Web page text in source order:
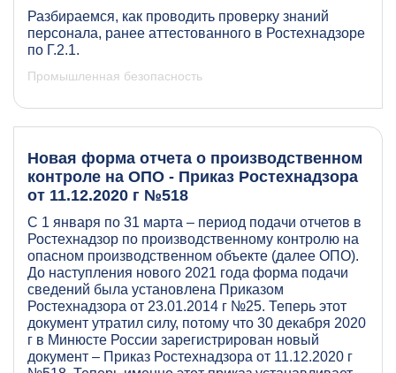
Разбираемся, как проводить проверку знаний
персонала, ранее аттестованного в Ростехнадзоре
по Г.2.1.
Промышленная безопасность
Новая форма отчета о производственном
контроле на ОПО - Приказ Ростехнадзора
от 11.12.2020 г №518
С 1 января по 31 марта – период подачи отчетов в
Ростехнадзор по производственному контролю на
опасном производственном объекте (далее ОПО).
До наступления нового 2021 года форма подачи
сведений была установлена Приказом
Ростехнадзора от 23.01.2014 г №25. Теперь этот
документ утратил силу, потому что 30 декабря 2020
г в Минюсте России зарегистрирован новый
документ – Приказ Ростехнадзора от 11.12.2020 г